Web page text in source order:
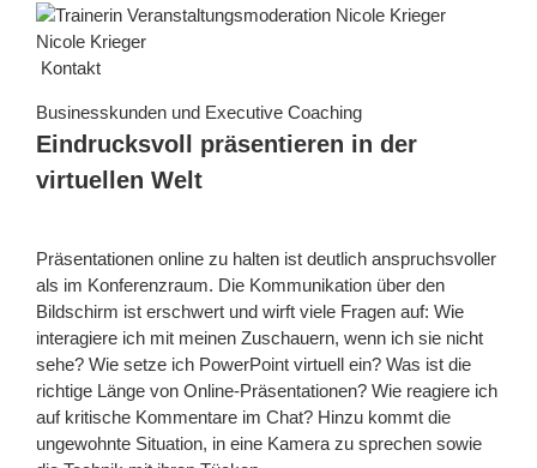
Eindrucksvoll präsentieren in der
virtuellen Welt
Präsentationen online zu halten ist deutlich anspruchsvoller
als im Konferenzraum. Die Kommunikation über den
Bildschirm ist erschwert und wirft viele Fragen auf: Wie
interagiere ich mit meinen Zuschauern, wenn ich sie nicht
sehe? Wie setze ich PowerPoint virtuell ein? Was ist die
richtige Länge von Online-Präsentationen? Wie reagiere ich
auf kritische Kommentare im Chat? Hinzu kommt die
ungewohnte Situation, in eine Kamera zu sprechen sowie
Nicole Krieger
Kontakt
Businesskunden und Executive Coaching